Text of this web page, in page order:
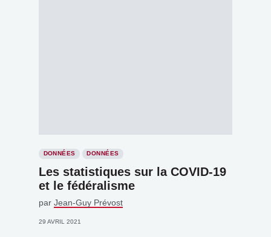
DONNÉES DONNÉES
Les statistiques sur la COVID-19
et le fédéralisme
par Jean-Guy Prévost
29 AVRIL 2021